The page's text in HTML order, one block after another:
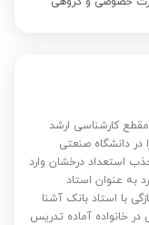
کارشناسی ارشد
دانشگاه صنعتی
استعداد درخشان وارد
به عنوان استاد
با استاد بانک آشنا
در خانواده آماده تدریس